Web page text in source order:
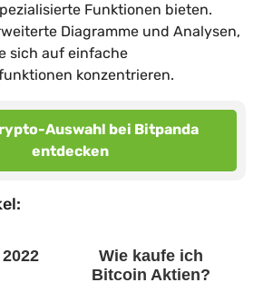
Funktionen bieten.
Diagramme und Analysen,
sich auf einfache
konzentrieren.
Auswahl bei Bitpanda
entdecken
Wie kaufe ich
Bitcoin Aktien?